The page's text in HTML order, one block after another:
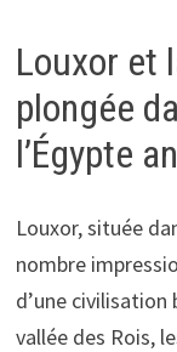
Louxor et
plongée
l’Égypte
Louxor, située
nombre
d’une civilisation
vallée des Rois,